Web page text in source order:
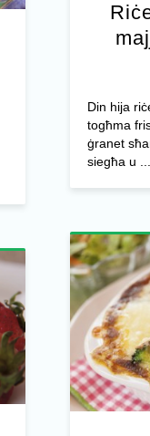
Din hija
togħma
ġranet
siegħa u ...